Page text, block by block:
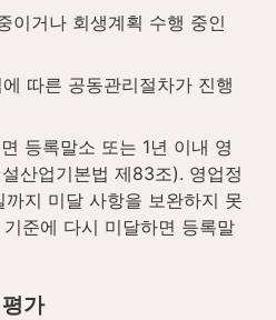
이거나 회생계획 수행 중인
따른 공동관리절차가 진행
등록말소 또는 1년 이내 영
산업기본법 제83조). 영업정
지 미달 사항을 보완하지 못
준에 다시 미달하면 등록말
가